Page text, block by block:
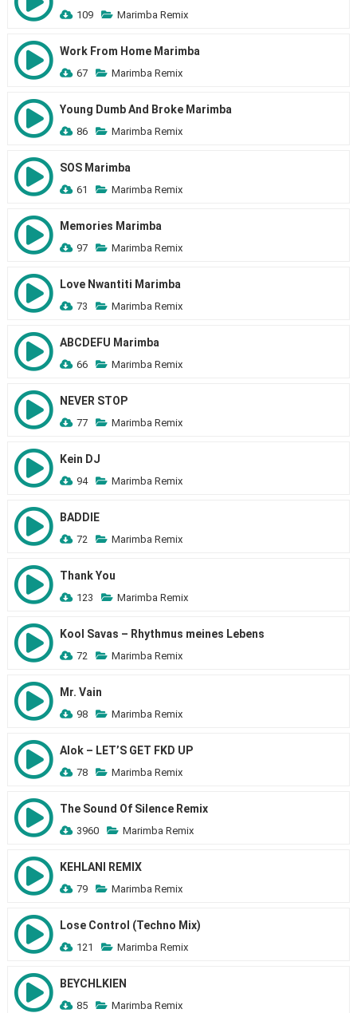
109 Marimba Remix
Work From Home Marimba
67 Marimba Remix
Young Dumb And Broke Marimba
86 Marimba Remix
SOS Marimba
61 Marimba Remix
Memories Marimba
97 Marimba Remix
Love Nwantiti Marimba
73 Marimba Remix
ABCDEFU Marimba
66 Marimba Remix
NEVER STOP
77 Marimba Remix
Kein DJ
94 Marimba Remix
BADDIE
72 Marimba Remix
Thank You
123 Marimba Remix
Kool Savas – Rhythmus meines Lebens
72 Marimba Remix
Mr. Vain
98 Marimba Remix
Alok – LET’S GET FKD UP
78 Marimba Remix
The Sound Of Silence Remix
3960 Marimba Remix
KEHLANI REMIX
79 Marimba Remix
Lose Control (Techno Mix)
121 Marimba Remix
BEYCHLKIEN
85 Marimba Remix